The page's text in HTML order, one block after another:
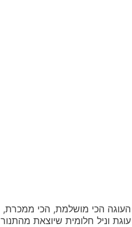
הכי מושלמת, הכי ממכרת,
וניל חלומית שיוצאת מהתנור